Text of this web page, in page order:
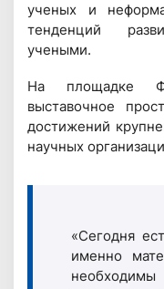
ученых и
тенденций
учеными.
На площадке
выставочное
достижений
научных
«Сегодня
именно